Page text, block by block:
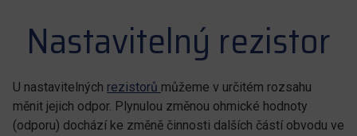
Nastavitelný rezistor
U nastavitelných rezistorů můžeme v určitém rozsahu
měnit jejich odpor. Plynulou změnou ohmické hodnoty
(odporu) dochází ke změně činnosti dalších částí obvodu ve